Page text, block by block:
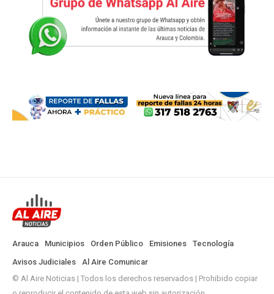
Arauca Municipios Orden Público Emisiones
Tecnología
Avisos Judiciales
Al Aire Comunicar
© Al Aire Noticias | Todos los derechos reservados | Prohibido copiar